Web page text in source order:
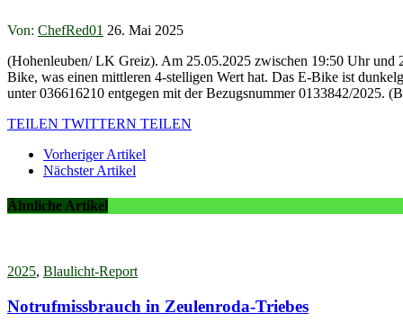
Von: ChefRed01 26. Mai 2025
(Hohenleuben/ LK Greiz). Am 25.05.2025 zwischen 19:50 Uhr und
Bike, was einen mittleren 4-stelligen Wert hat. Das E-Bike ist
unter 036616210 entgegen mit der Bezugsnummer 0133842/2025.
TEILEN TWITTERN TEILEN
Vorheriger Artikel
Nächster Artikel
Ähnliche Artikel
2025, Blaulicht-Report
Notrufmissbrauch in Zeulenroda-Triebes